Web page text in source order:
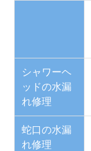
シャワーヘ
ッドの水漏
れ修理
蛇口の水漏
れ修理